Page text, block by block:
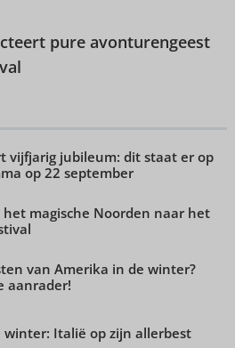
pure avonturengeest
vijfjarig jubileum: dit staat er op
op 22 september
magische Noorden naar het
van Amerika in de winter?
aanrader!
winter: Italië op zijn allerbest